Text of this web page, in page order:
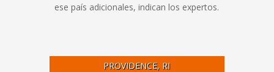
ese país adicionales, indican los expertos.
PROVIDENCE, RI